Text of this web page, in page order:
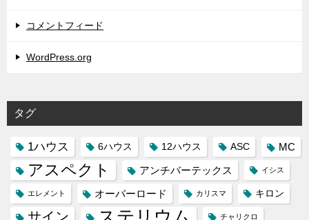
コメントフィード
WordPress.org
タグ
1ハウス 6ハウス 12ハウス ASC MC
アスペクト アンチバーテックス イシス
エレメント オーバーロード カリスマ キロン
サイン チャリクロ